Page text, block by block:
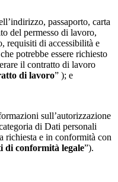
passaporto, carta
del permesso di lavoro,
requisiti di accessibilità e
potrebbe essere richiesto
il contratto di lavoro
di lavoro” ); e
sull’autorizzazione
di Dati personali
richiesta e in conformità con
di conformità legale”).